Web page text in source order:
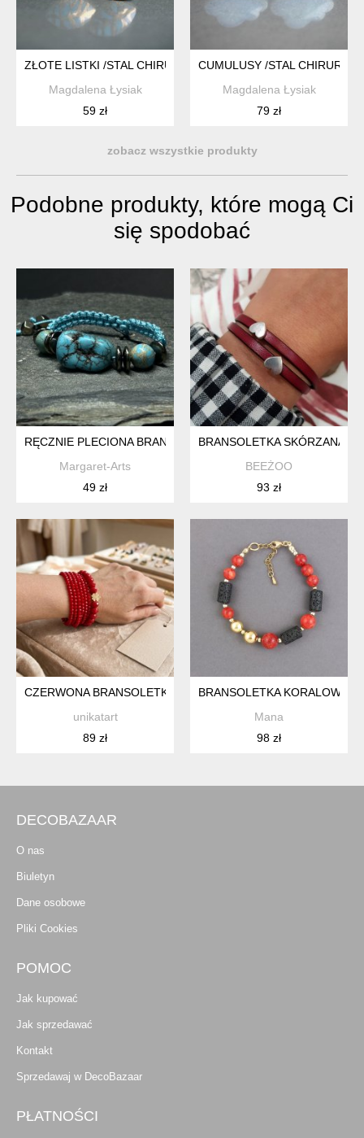
ZŁOTE LISTKI /STAL CHIRURGICZNA/
Magdalena Łysiak
59 zł
CUMULUSY /STAL
Magdalena Łysiak
79 zł
zobacz wszystkie produkty
Podobne produkty, które mogą Ci
się spodobać
RĘCZNIE PLECIONA BRANSOLETKA "MORSKI AMULET" –
Margaret-Arts
49 zł
BRANSOLETKA SKÓRZANA
BEEŻOO
93 zł
CZERWONA BRANSOLETKA WIELORZĘDOWA Z
unikatart
89 zł
BRANSOLETKA KORALOWA
Mana
98 zł
DECOBAZAAR
O nas
Biuletyn
Dane osobowe
Pliki Cookies
POMOC
Jak kupować
Jak sprzedawać
Kontakt
Sprzedawaj w DecoBazaar
PŁATNOŚCI